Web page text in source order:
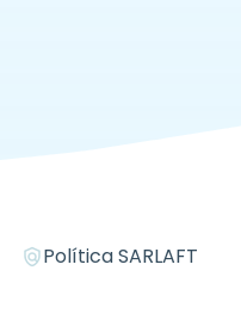
policyPolítica SARLAFT